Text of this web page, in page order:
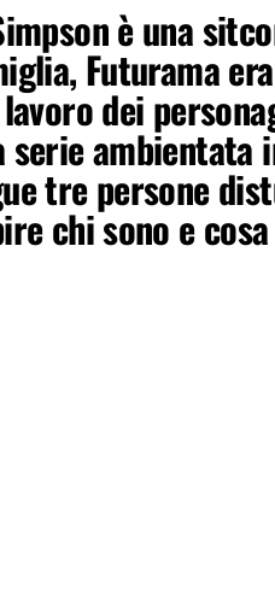
è una
Futurama
dei
serie ambientata
tre persone
chi sono e